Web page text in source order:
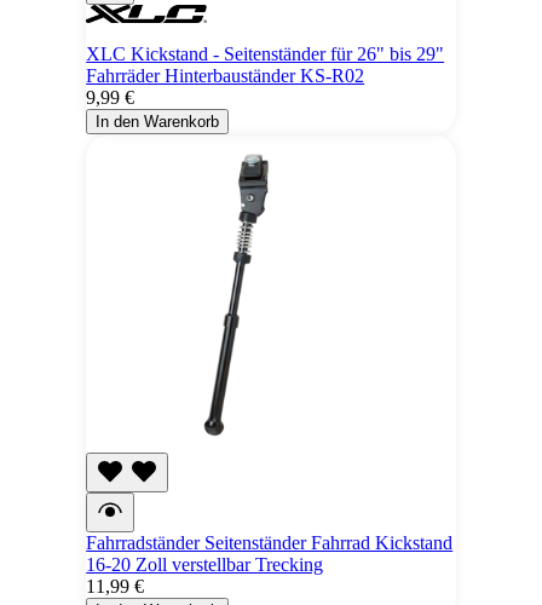
XLC Kickstand - Seitenständer für 26" bis 29"
Fahrräder Hinterbauständer KS-R02
9,99 €
In den Warenkorb
Fahrradständer Seitenständer Fahrrad Kickstand
16-20 Zoll verstellbar Trecking
11,99 €